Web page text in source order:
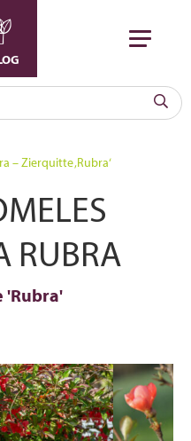
– Zierquitte ‚Rubra‘
RUBRA
'Rubra'